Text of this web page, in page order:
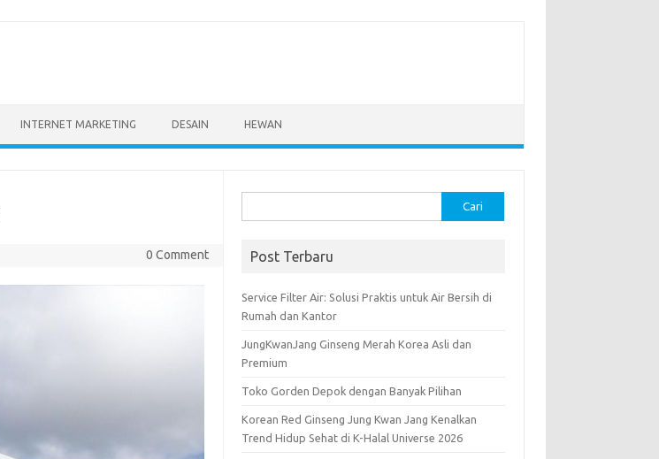
INTERNET MARKETING DESAIN HEWAN
0 Comment
untuk:
Post Terbaru
Service Filter Air: Solusi Praktis untuk Air Bersih di
Rumah dan Kantor
JungKwanJang Ginseng Merah Korea Asli dan
Premium
Toko Gorden Depok dengan Banyak Pilihan
Korean Red Ginseng Jung Kwan Jang Kenalkan
Trend Hidup Sehat di K-Halal Universe 2026